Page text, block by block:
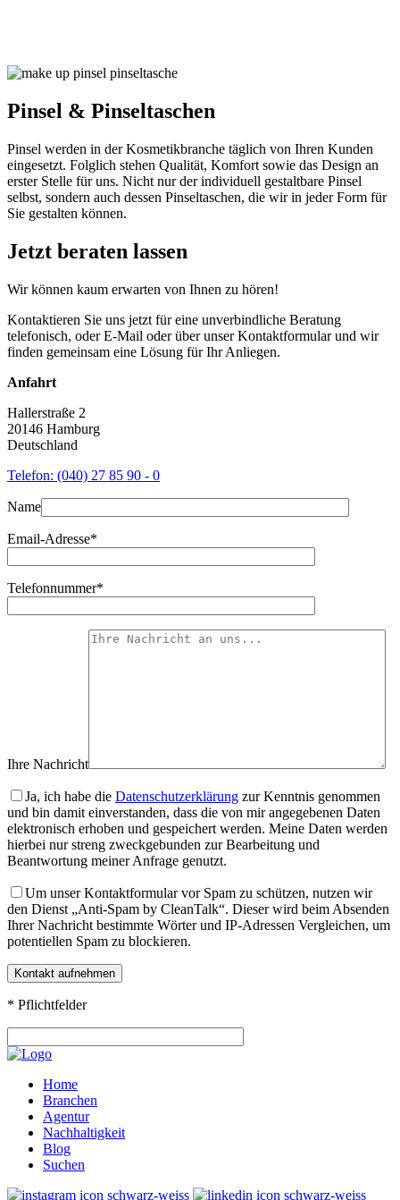
Pinsel & Pinseltaschen
Pinsel werden in der Kosmetikbranche täglich von Ihren Kunden
eingesetzt. Folglich stehen Qualität, Komfort sowie das Design an
erster Stelle für uns. Nicht nur der individuell gestaltbare Pinsel
selbst, sondern auch dessen Pinseltaschen, die wir in jeder Form für
Sie gestalten können.
Jetzt beraten lassen
Wir können kaum erwarten von Ihnen zu hören!
Kontaktieren Sie uns jetzt für eine unverbindliche Beratung
telefonisch, oder E-Mail oder über unser Kontaktformular und wir
finden gemeinsam eine Lösung für Ihr Anliegen.
Anfahrt
Hallerstraße 2
20146 Hamburg
Deutschland
Telefon: (040) 27 85 90 - 0
Name
Email-Adresse*
Telefonnummer*
Ihre Nachricht
Ja, ich habe die Datenschutzerklärung zur Kenntnis genommen
und bin damit einverstanden, dass die von mir angegebenen Daten
elektronisch erhoben und gespeichert werden. Meine Daten werden
hierbei nur streng zweckgebunden zur Bearbeitung und
Beantwortung meiner Anfrage genutzt.
Um unser Kontaktformular vor Spam zu schützen, nutzen wir
den Dienst „Anti-Spam by CleanTalk“. Dieser wird beim Absenden
Ihrer Nachricht bestimmte Wörter und IP-Adressen Vergleichen, um
potentiellen Spam zu blockieren.
* Pflichtfelder
Home
Branchen
Agentur
Nachhaltigkeit
Blog
Suchen